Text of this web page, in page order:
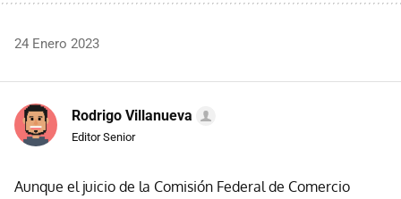
24 Enero 2023
Rodrigo Villanueva
Editor Senior
Aunque el juicio de la Comisión Federal de Comercio